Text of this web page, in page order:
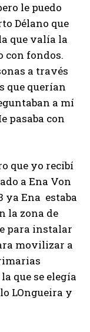
le puedo
Délano que
que valía la
con fondos.
a través
que querían
a mí
pasaba con
que yo recibí
a Ena Von
ya Ena estaba
la zona de
para instalar
movilizar a
que se elegía
LOngueira y